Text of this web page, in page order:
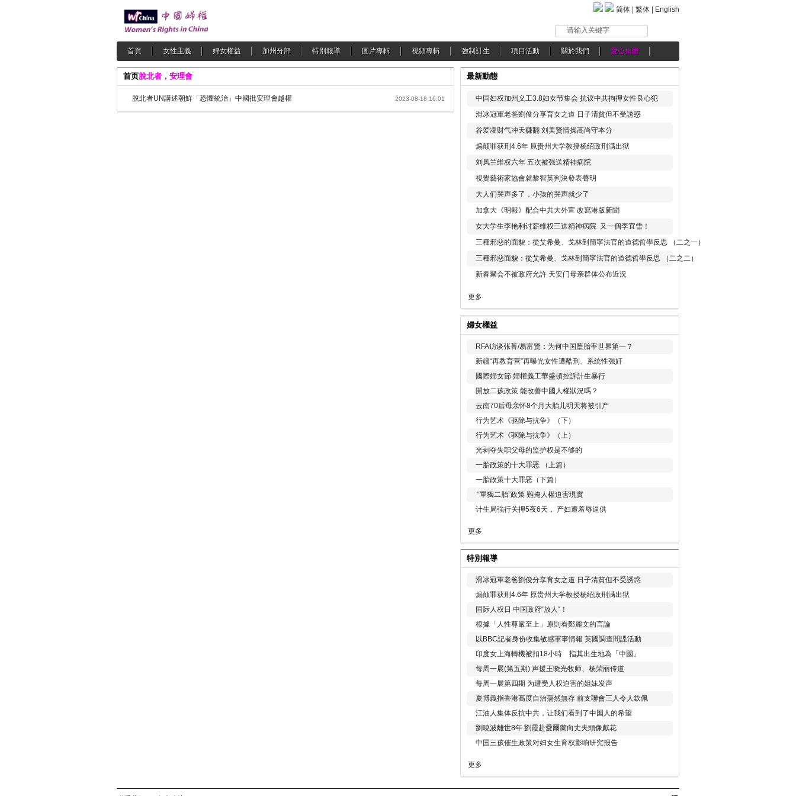
简体 繁体 English
请输入关键字
首頁 女性主義 婦女權益 加州分部 特別報導 圖片專輯 視頻專輯 強制計生 項目活動 關於我們 愛心捐贈
首页脫北者，安理會
脫北者UN講述朝鮮「恐懼統治」中國批安理會越權 2023-08-18 16:01
最新動態
中国妇权加州义工3.8妇女节集会 抗议中共拘押女性良心犯
滑冰冠軍老爸劉俊分享育女之道 日子清貧但不受誘惑
谷爱凌财气冲天赚翻 刘美贤情操高尚守本分
煽颠罪获刑4.6年 原贵州大学教授杨绍政刑满出狱
刘凤兰维权六年 五次被强送精神病院
視覺藝術家協會就黎智英判決發表聲明
大人们哭声多了，小孩的哭声就少了
加拿大《明報》配合中共大外宣 改寫港版新聞
女大学生李艳利讨薪维权三送精神病院 又一個李宜雪！
三種邪惡的面貌：從艾希曼、戈林到簡寧法官的道德哲學反思 （二之一）
三種邪惡面貌：從艾希曼、戈林到簡寧法官的道德哲學反思 （二之二）
新春聚会不被政府允許 天安门母亲群体公布近況
更多
婦女權益
RFA访谈张菁/易富贤：为何中国堕胎率世界第一？
新疆“再教育营”再曝光女性遭酷刑、系统性强奸
國際婦女節 婦權義工華盛頓控訴計生暴行
開放二孩政策 能改善中國人權狀況嗎？
云南70后母亲怀8个月大胎儿明天将被引产
行为艺术《驱除与抗争》（下）
行为艺术《驱除与抗争》（上）
光剥夺失职父母的监护权是不够的
一胎政策的十大罪恶 （上篇）
一胎政策十大罪恶（下篇）
“單獨二胎”政策 難掩人權迫害現實
计生局強行关押5夜6天， 产妇遭羞辱逼供
更多
特別報導
滑冰冠軍老爸劉俊分享育女之道 日子清貧但不受誘惑
煽颠罪获刑4.6年 原贵州大学教授杨绍政刑满出狱
国际人权日 中国政府“放人“！
根據「人性尊嚴至上」原則看鄭麗文的言論
以BBC記者身份收集敏感軍事情報 英國調查間諜活動
印度女上海轉機被扣18小時 指其出生地為「中國」
每周一展(第五期) 声援王晓光牧师、杨荣丽传道
每周一展第四期 为遭受人权迫害的姐妹发声
夏博義指香港高度自治蕩然無存 前支聯會三人令人欽佩
江油人集体反抗中共，让我们看到了中国人的希望
劉曉波離世8年 劉霞赴愛爾蘭向丈夫頭像獻花
中国三孩催生政策对妇女生育权影响研究报告
更多